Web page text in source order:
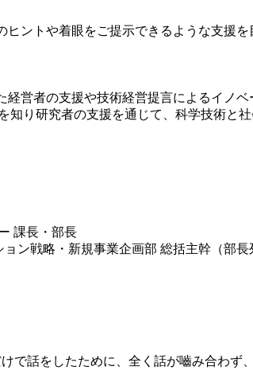
ントや着眼をご提示できるような支援
営者の支援や技術経営提言によるイノ
り研究者の支援を通じて、科学技術と
課長・部長
ン戦略・新規事業企画部 総括主幹（部長
で話をしたために、全く話が嚙み合わず